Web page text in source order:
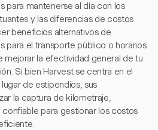
para mantenerse al día con los
y las diferencias de costos
beneficios alternativos de
para el transporte público o horarios
mejorar la efectividad general de tu
Si bien Harvest se centra en el
de estipendios, sus
la captura de kilometraje,
para gestionar los costos